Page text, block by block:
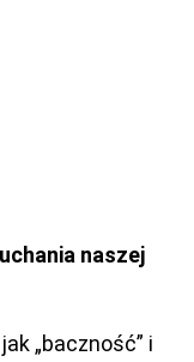
naszej
„baczność” i